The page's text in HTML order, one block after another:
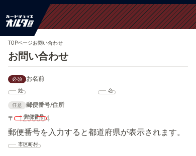
TOPページお問い合わせ
お問い合わせ
必須 お名前
姓 名
任意
郵便番号/住所
〒
郵便番号
郵便番号を入力すると都道府県が表示されます。
市区町村